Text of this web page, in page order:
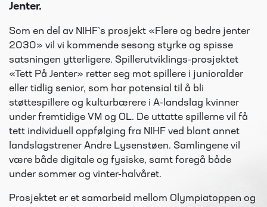
Jenter.
Som en del av NIHF`s prosjekt «Flere og bedre jenter
2030» vil vi kommende sesong styrke og spisse
satsningen ytterligere. Spillerutviklings-prosjektet
«Tett På Jenter» retter seg mot spillere i junioralder
eller tidlig senior, som har potensial til å bli
støttespillere og kulturbærere i A-landslag kvinner
under fremtidige VM og OL. De uttatte spillerne vil få
tett individuell oppfølging fra NIHF ved blant annet
landslagstrener Andre Lysenstøen. Samlingene vil
være både digitale og fysiske, samt foregå både
under sommer og vinter-halvåret.
Prosjektet er et samarbeid mellom Olympiatoppen og